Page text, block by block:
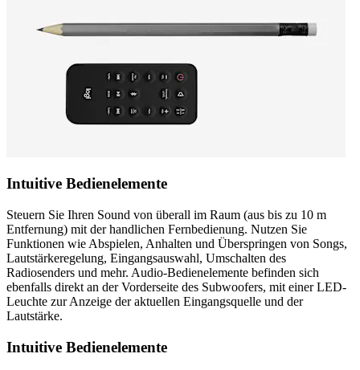
Intuitive Bedienelemente
Steuern Sie Ihren Sound von überall im Raum (aus bis zu 10 m
Entfernung) mit der handlichen Fernbedienung. Nutzen Sie
Funktionen wie Abspielen, Anhalten und Überspringen von Songs,
Lautstärkeregelung, Eingangsauswahl, Umschalten des
Radiosenders und mehr. Audio-Bedienelemente befinden sich
ebenfalls direkt an der Vorderseite des Subwoofers, mit einer LED-
Leuchte zur Anzeige der aktuellen Eingangsquelle und der
Lautstärke.
Intuitive Bedienelemente